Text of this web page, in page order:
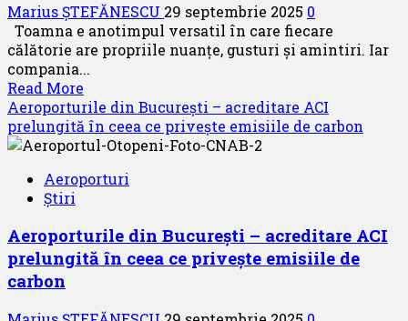
de
milioane
de
pasageri
și
dinspre
București
Marius ȘTEFĂNESCU 29 septembrie 2025 0
Toamna e anotimpul versatil în care fiecare
călătorie are propriile nuanțe, gusturi și amintiri. Iar
compania...
Read More
more
about
Prinde
de
15%
la
AIR
Aeroporturile din București – acreditare ACI
prelungită în ceea ce privește emisiile de carbon
Aeroporturi
Știri
Aeroporturile din București – acreditare ACI
prelungită în ceea ce privește emisiile de
carbon